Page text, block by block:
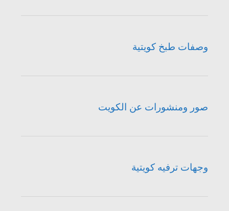
وصفات طبخ كويتية
صور ومنشورات عن الكويت
وجهات ترفيه كويتية